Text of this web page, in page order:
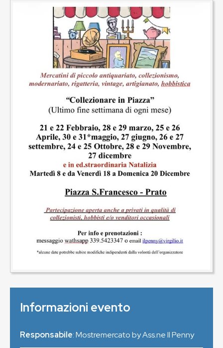
Informazioni evento
Responsabile: Mostremercato by Ass.ne Il Penny